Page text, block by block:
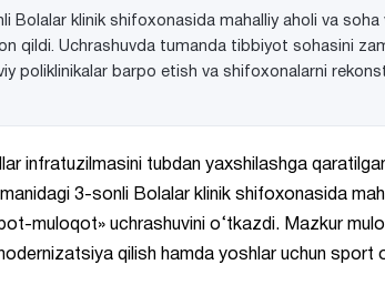
Bolalar klinik shifoxonasida mahalliy aholi va soha
qildi. Uchrashuvda tumanda tibbiyot sohasini
poliklinikalar barpo etish va shifoxonalarni
infratuzilmasini tubdan yaxshilashga
3-sonli Bolalar klinik shifoxonasida
muloqot» uchrashuvini o‘tkazdi. Mazkur
qilish hamda yoshlar uchun sport